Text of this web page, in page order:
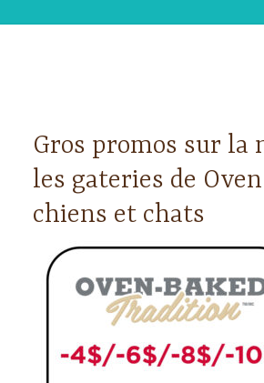
Gros promos sur
les gateries de
chiens et chats